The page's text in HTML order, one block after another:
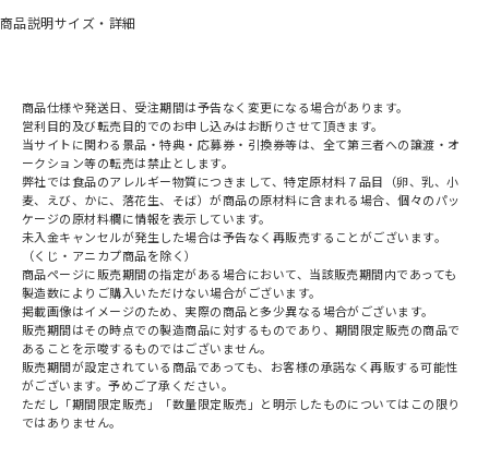
商品説明サイズ・詳細
商品仕様や発送日、受注期間は予告なく変更になる場合があります。
営利目的及び転売目的でのお申し込みはお断りさせて頂きます。
当サイトに関わる景品・特典・応募券・引換券等は、全て第三者への譲渡・オ
ークション等の転売は禁止とします。
弊社では食品のアレルギー物質につきまして、特定原材料７品目（卵、乳、小
麦、えび、かに、落花生、そば）が商品の原材料に含まれる場合、個々のパッ
ケージの原材料欄に情報を表示しています。
未入金キャンセルが発生した場合は予告なく再販売することがございます。
（くじ・アニカプ商品を除く）
商品ページに販売期間の指定がある場合において、当該販売期間内であっても
製造数によりご購入いただけない場合がございます。
掲載画像はイメージのため、実際の商品と多少異なる場合がございます。
販売期間はその時点での製造商品に対するものであり、期間限定販売の商品で
あることを示唆するものではございません。
販売期間が設定されている商品であっても、お客様の承諾なく再販する可能性
がございます。予めご了承ください。
ただし「期間限定販売」「数量限定販売」と明示したものについてはこの限り
ではありません。